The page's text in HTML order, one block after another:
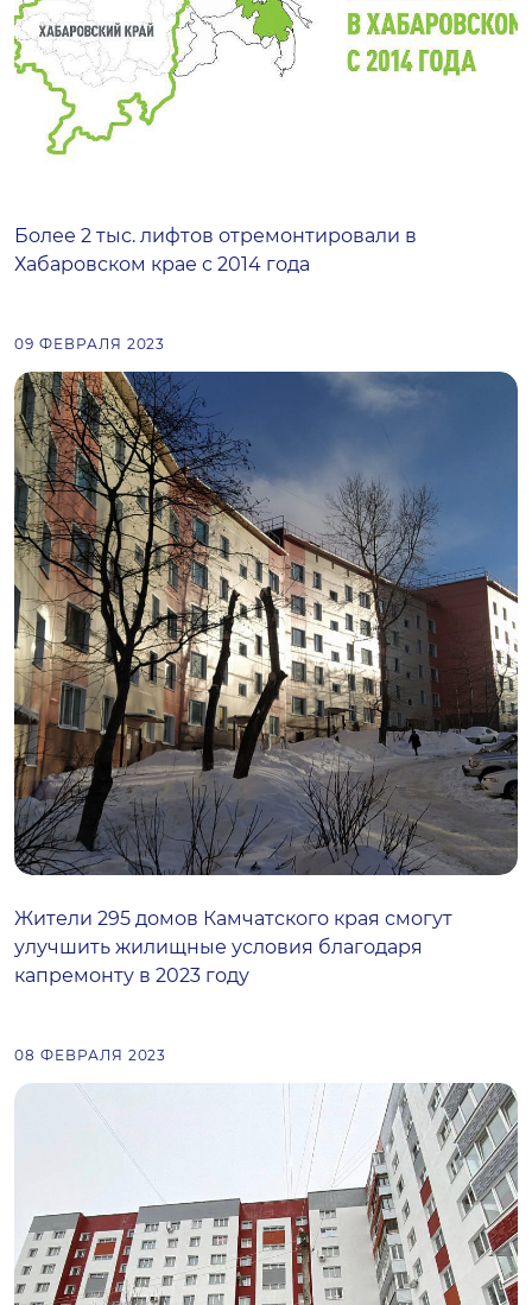
Более 2 тыс. лифтов отремонтировали в
Хабаровском крае с 2014 года
09 ФЕВРАЛЯ 2023
Жители 295 домов Камчатского края смогут
улучшить жилищные условия благодаря
капремонту в 2023 году
08 ФЕВРАЛЯ 2023